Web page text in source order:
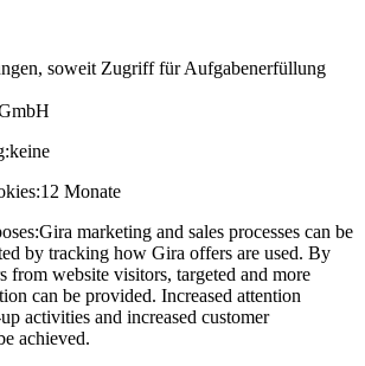
soweit Zugriff für Aufgabenerfüllung
keine
12 Monate
Gira marketing and sales processes can be
by tracking how Gira offers are used. By
from website visitors, targeted and more
can be provided. Increased attention
activities and increased customer
achieved.